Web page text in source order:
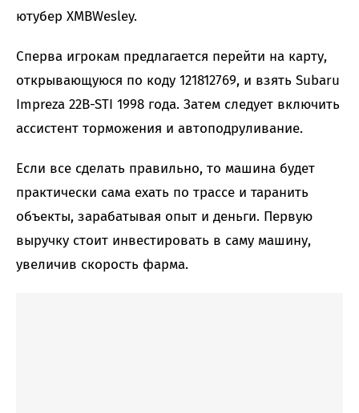
ютубер XMBWesley.
Сперва игрокам предлагается перейти на карту,
открывающуюся по коду 121812769, и взять Subaru
Impreza 22B-STI 1998 года. Затем следует включить
ассистент торможения и автоподруливание.
Если все сделать правильно, то машина будет
практически сама ехать по трассе и таранить
объекты, зарабатывая опыт и деньги. Первую
выручку стоит инвестировать в саму машину,
увеличив скорость фарма.